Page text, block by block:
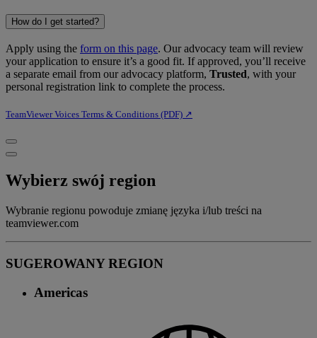
How do I get started?
Apply using the form on this page. Our advocacy team will review
your application to ensure it’s a good fit. If approved, you’ll receive
a separate email from our advocacy platform, Trusted, with your
personal registration link to complete the process.
TeamViewer Voices Terms & Conditions (PDF) ↗︎
Wybierz swój region
Wybranie regionu powoduje zmianę języka i/lub treści na
teamviewer.com
SUGEROWANY REGION
Americas